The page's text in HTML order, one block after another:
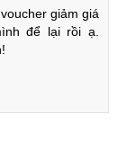
giảm giá
để lại rồi ạ.